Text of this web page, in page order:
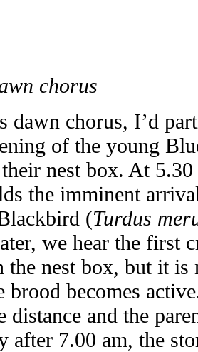
chorus
dawn chorus, I’d
of the young
nest box. At 5.30
the imminent
(Turdus
we hear the first
the nest box, but it
brood becomes
distance and the
after 7.00 am, the